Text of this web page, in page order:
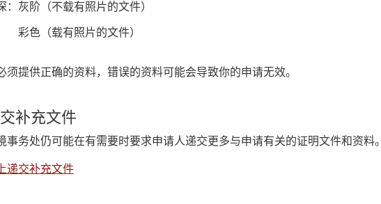
：灰阶（不载有照片的文件）
（载有照片的文件）
须提供正确的资料，错误的资料可能会导致你的申请无效。
补充文件
事务处仍可能在有需要时要求申请人递交更多与申请有关的证明文件和资料。
递交补充文件